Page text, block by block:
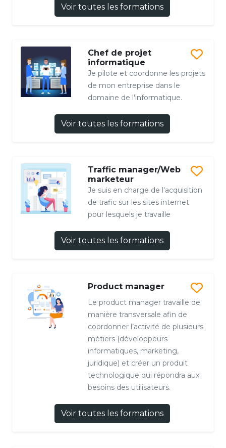
Voir toutes les formations
Chef de projet
informatique
Je pilote et coordonne les projets
de mon entreprise dans le
domaine de l'informatique.
Voir toutes les formations
Traffic manager/Web
marketeur
Je suis en charge de l'acquisition
de trafic sur les sites internet
pour lesquels je travaille
Voir toutes les formations
Product manager
Le product manager travaille de
manière transversale afin de
coordonner l’activité de plusieurs
métiers (développeurs
informatiques, marketing,
juridique) et créer un produit
technologique qui répondra aux
besoins des utilisateurs.
Voir toutes les formations